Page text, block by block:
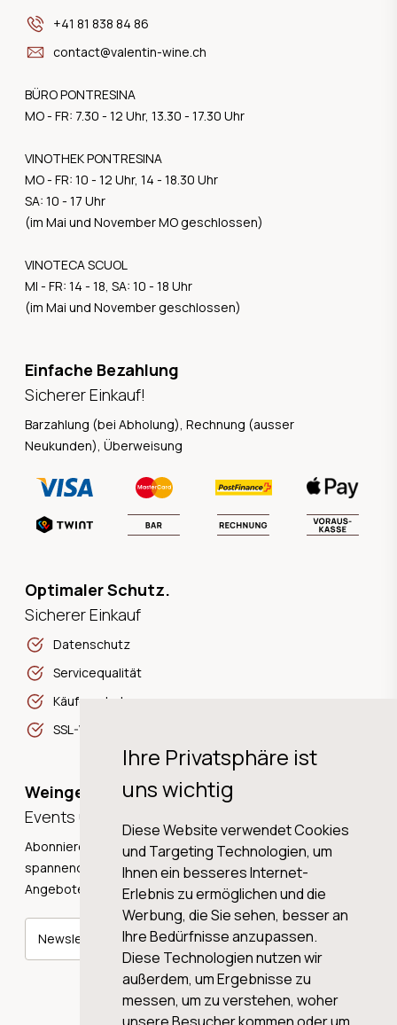
Ihre Privatsphäre ist
uns wichtig
Diese Website verwendet Cookies
und Targeting Technologien, um
Ihnen ein besseres Internet-
Erlebnis zu ermöglichen und die
Werbung, die Sie sehen, besser an
Ihre Bedürfnisse anzupassen.
Diese Technologien nutzen wir
außerdem, um Ergebnisse zu
messen, um zu verstehen, woher
+41 81 838 84 86
contact@valentin-wine.ch
BÜRO PONTRESINA
MO - FR: 7.30 - 12 Uhr, 13.30 - 17.30 Uhr
VINOTHEK PONTRESINA
MO - FR: 10 - 12 Uhr, 14 - 18.30 Uhr
SA: 10 - 17 Uhr
(im Mai und November MO geschlossen)
VINOTECA SCUOL
MI - FR: 14 - 18, SA: 10 - 18 Uhr
(im Mai und November geschlossen)
Einfache Bezahlung
Sicherer Einkauf!
Barzahlung (bei Abholung), Rechnung (ausser
Neukunden), Überweisung
Optimaler Schutz.
Sicherer Einkauf
Datenschutz
Servicequalität
Käuferschutz
SSL-Verschlüsselung
Weingeschichten,
Events und Neuigkeiten!
Abonnieren Sie unseren Newsletter und erhalten Sie
spannende Weingeschichten, Neuigkeiten und tolle
Angebote direkt in Ihre Mailbox.
Newsletter abonnieren